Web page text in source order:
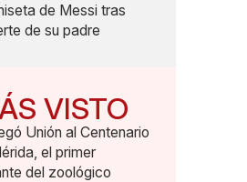
de Messi tras
de su padre
VISTO
Unión al Centenario
el primer
del zoológico